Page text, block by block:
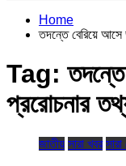
Home
তদন্তে বেরিয়ে আসে
Tag:
প্ররোচনার
জাতীয় সারা খবর